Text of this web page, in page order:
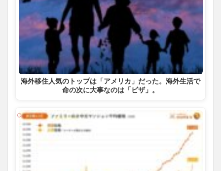
海外移住人気のトップは「アメリカ」だった。海外生活で
命の次に大事なのは「ビザ」。